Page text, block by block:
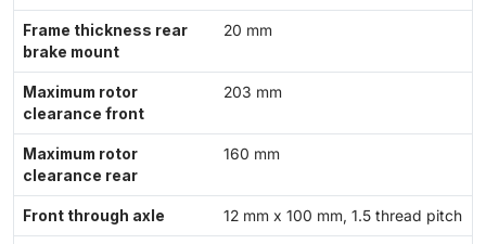
Frame thickness rear
brake mount
20 mm
Maximum rotor
clearance front
203 mm
Maximum rotor
clearance rear
160 mm
Front through axle 12 mm x 100 mm, 1.5 thread pitch